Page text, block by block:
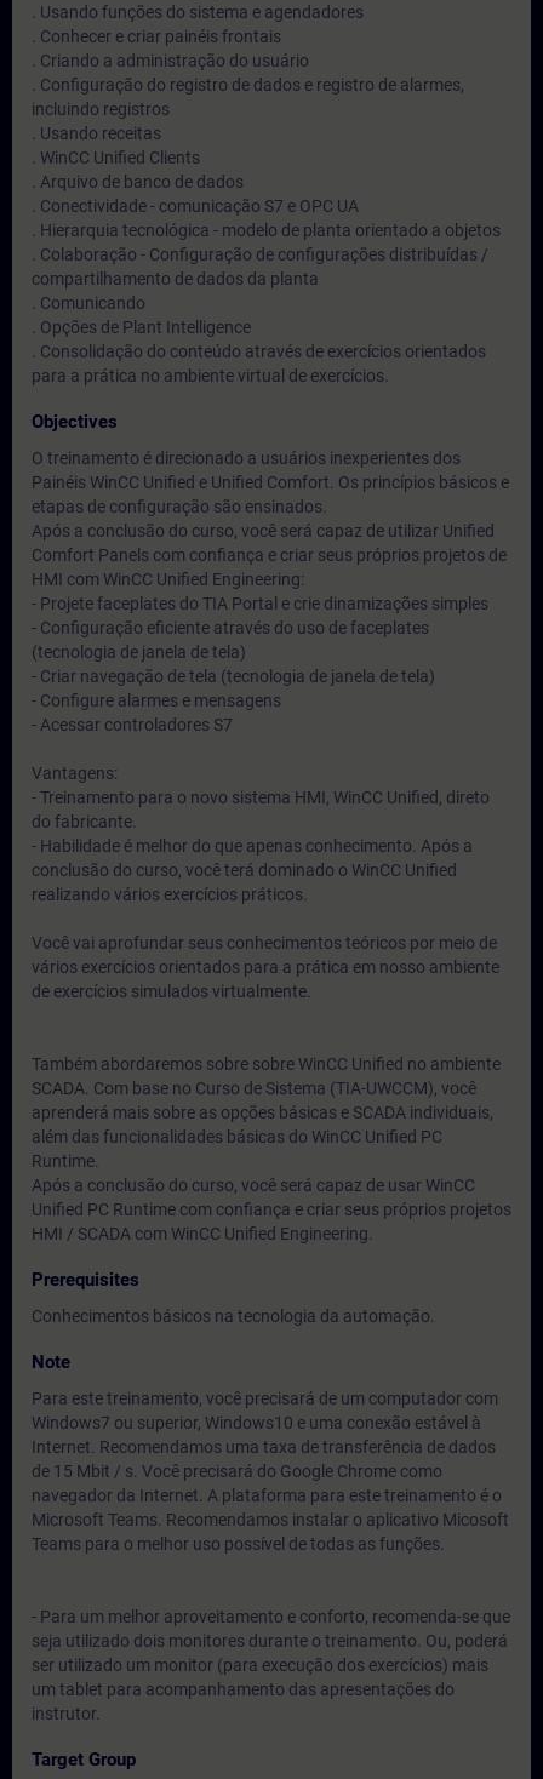
. Usando funções do sistema e agendadores
. Conhecer e criar painéis frontais
. Criando a administração do usuário
. Configuração do registro de dados e registro de alarmes,
incluindo registros
. Usando receitas
. WinCC Unified Clients
. Arquivo de banco de dados
. Conectividade - comunicação S7 e OPC UA
. Hierarquia tecnológica - modelo de planta orientado a objetos
. Colaboração - Configuração de configurações distribuídas /
compartilhamento de dados da planta
. Comunicando
. Opções de Plant Intelligence
. Consolidação do conteúdo através de exercícios orientados
para a prática no ambiente virtual de exercícios.
Objectives
O treinamento é direcionado a usuários inexperientes dos
Painéis WinCC Unified e Unified Comfort. Os princípios básicos e
etapas de configuração são ensinados.
Após a conclusão do curso, você será capaz de utilizar Unified
Comfort Panels com confiança e criar seus próprios projetos de
HMI com WinCC Unified Engineering:
- Projete faceplates do TIA Portal e crie dinamizações simples
- Configuração eficiente através do uso de faceplates
(tecnologia de janela de tela)
- Criar navegação de tela (tecnologia de janela de tela)
- Configure alarmes e mensagens
- Acessar controladores S7
Vantagens:
- Treinamento para o novo sistema HMI, WinCC Unified, direto
do fabricante.
- Habilidade é melhor do que apenas conhecimento. Após a
conclusão do curso, você terá dominado o WinCC Unified
realizando vários exercícios práticos.
Você vai aprofundar seus conhecimentos teóricos por meio de
vários exercícios orientados para a prática em nosso ambiente
de exercícios simulados virtualmente.
Também abordaremos sobre sobre WinCC Unified no ambiente
SCADA. Com base no Curso de Sistema (TIA-UWCCM), você
aprenderá mais sobre as opções básicas e SCADA individuais,
além das funcionalidades básicas do WinCC Unified PC
Runtime.
Após a conclusão do curso, você será capaz de usar WinCC
Unified PC Runtime com confiança e criar seus próprios projetos
HMI / SCADA com WinCC Unified Engineering.
Prerequisites
Conhecimentos básicos na tecnologia da automação.
Note
Para este treinamento, você precisará de um computador com
Windows7 ou superior, Windows10 e uma conexão estável à
Internet. Recomendamos uma taxa de transferência de dados
de 15 Mbit / s. Você precisará do Google Chrome como
navegador da Internet. A plataforma para este treinamento é o
Microsoft Teams. Recomendamos instalar o aplicativo Micosoft
Teams para o melhor uso possível de todas as funções.
- Para um melhor aproveitamento e conforto, recomenda-se que
seja utilizado dois monitores durante o treinamento. Ou, poderá
ser utilizado um monitor (para execução dos exercícios) mais
um tablet para acompanhamento das apresentações do
instrutor.
Target Group